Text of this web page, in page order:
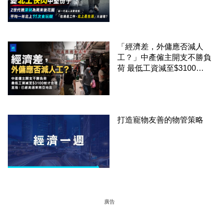
「經濟差，外傭應否減人
工？」中產僱主開支不勝負
荷 最低工資減至$3100蚊
打造寵物友善的物管策略
廣告